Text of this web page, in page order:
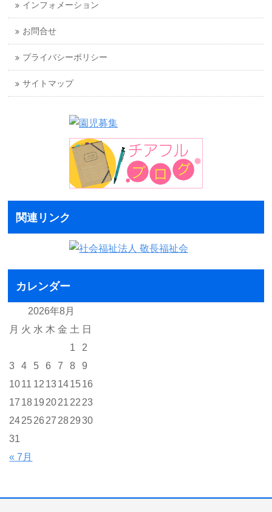
インフォメーション
お問合せ
プライバシーポリシー
サイトマップ
関連リンク
カレンダー
2026年8月
月 火 水 木 金 土 日
« 7月
1
2
3
4 5 6 7 8
9
1011 12 13141516
17 1819 2021 22 23
242526 27 2829 30
31